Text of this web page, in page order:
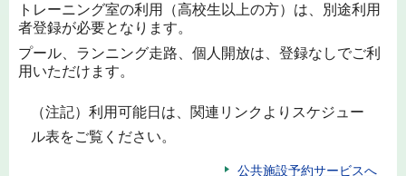
トレーニング室の利用（高校生以上の方）は、別途利用
者登録が必要となります。
プール、ランニング走路、個人開放は、登録なしでご利
用いただけます。
（注記）利用可能日は、関連リンクよりスケジュー
ル表をご覧ください。
公共施設予約サービスへ